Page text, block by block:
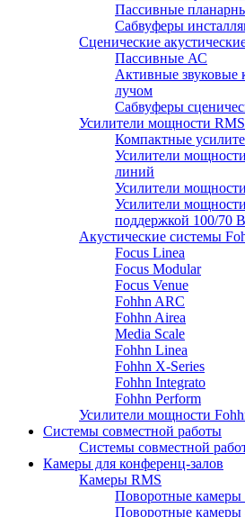
Пассивные
Сабвуферы
Сценические
Пассивные АС
Активные звуковые
лучом
Сабвуферы
Усилители мощности RMS
Компактные
Усилители
линий
Усилители
Усилители
поддержкой 100/70
Акустические системы
Focus Linea
Focus Modular
Focus Venue
Fohhn ARC
Fohhn Airea
Media Scale
Fohhn Linea
Fohhn X-Series
Fohhn Integrato
Fohhn Perform
Усилители мощности
Системы совместной работы
Системы совместной
Камеры для конференц-залов
Камеры RMS
Поворотные камеры
Поворотные камеры